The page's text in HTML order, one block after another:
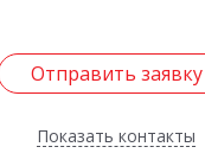
Отправить заявку
Показать контакты
Отправить заявку
Назад